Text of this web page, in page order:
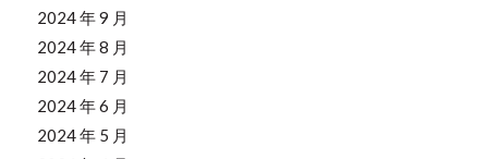
2024 年 9 月
2024 年 8 月
2024 年 7 月
2024 年 6 月
2024 年 5 月